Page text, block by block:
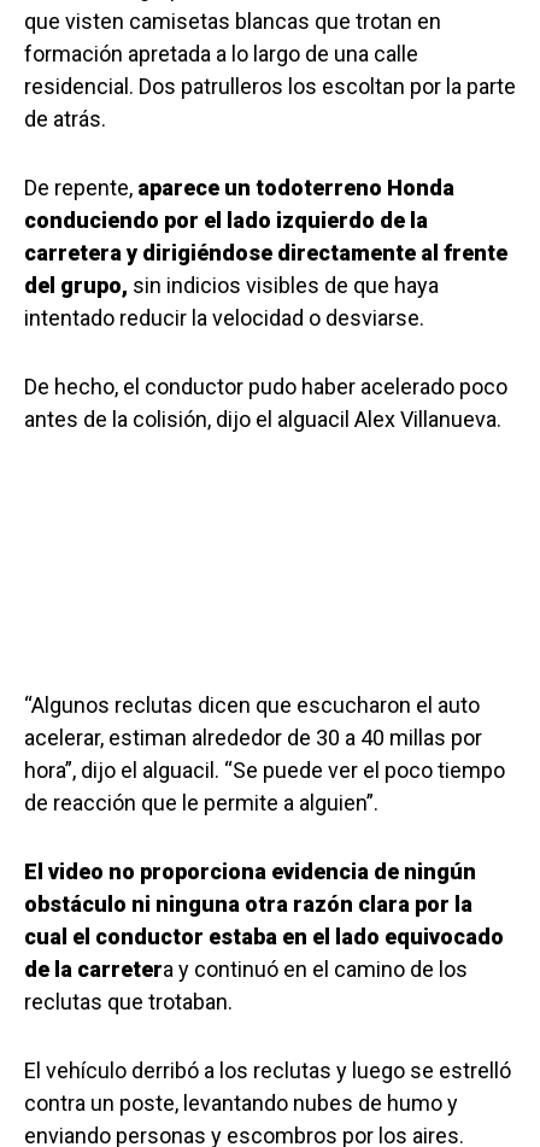
que visten camisetas blancas que trotan en
formación apretada a lo largo de una calle
residencial. Dos patrulleros los escoltan por la parte
de atrás.
De repente, aparece un todoterreno Honda
conduciendo por el lado izquierdo de la
carretera y dirigiéndose directamente al frente
del grupo, sin indicios visibles de que haya
intentado reducir la velocidad o desviarse.
De hecho, el conductor pudo haber acelerado poco
antes de la colisión, dijo el alguacil Alex Villanueva.
“Algunos reclutas dicen que escucharon el auto
acelerar, estiman alrededor de 30 a 40 millas por
hora”, dijo el alguacil. “Se puede ver el poco tiempo
de reacción que le permite a alguien”.
El video no proporciona evidencia de ningún
obstáculo ni ninguna otra razón clara por la
cual el conductor estaba en el lado equivocado
de la carretera y continuó en el camino de los
reclutas que trotaban.
El vehículo derribó a los reclutas y luego se estrelló
contra un poste, levantando nubes de humo y
enviando personas y escombros por los aires.